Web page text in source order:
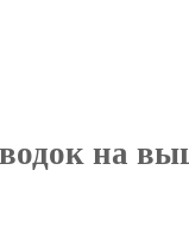
на